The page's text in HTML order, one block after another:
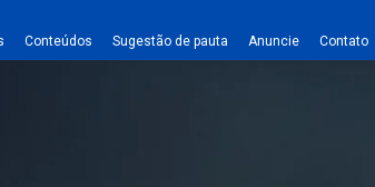
Conteúdos Sugestão de pauta Anuncie Contato